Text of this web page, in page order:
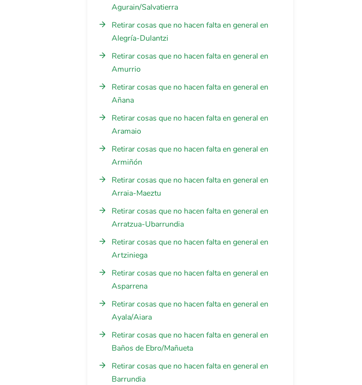
Agurain/Salvatierra
Retirar cosas que no hacen falta en general en
Alegría-Dulantzi
Retirar cosas que no hacen falta en general en
Amurrio
Retirar cosas que no hacen falta en general en
Añana
Retirar cosas que no hacen falta en general en
Aramaio
Retirar cosas que no hacen falta en general en
Armiñón
Retirar cosas que no hacen falta en general en
Arraia-Maeztu
Retirar cosas que no hacen falta en general en
Arratzua-Ubarrundia
Retirar cosas que no hacen falta en general en
Artziniega
Retirar cosas que no hacen falta en general en
Asparrena
Retirar cosas que no hacen falta en general en
Ayala/Aiara
Retirar cosas que no hacen falta en general en
Baños de Ebro/Mañueta
Retirar cosas que no hacen falta en general en
Barrundia